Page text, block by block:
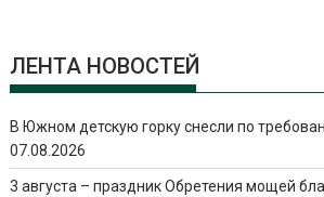
ЛЕНТА НОВОСТЕЙ
В Южном детскую горку снесли по
07.08.2026
3 августа – праздник Обретения мощей